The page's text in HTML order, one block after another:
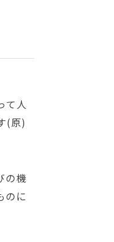
て人
(原)
の機
のに